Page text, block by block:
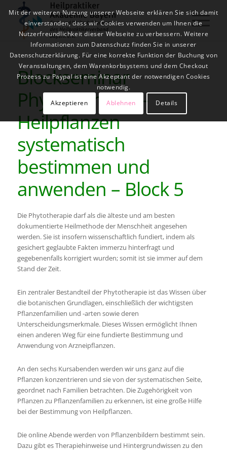
Blockseminar
Phytotherapie –
Heilpflanzen
systematisch
bestimmen und
anwenden – Block 5
Die Phytotherapie darf als die älteste und am besten
dokumentierte Heilmethode der Menschheit angesehen
werden. Sie ist insofern wissenschaftlich fundiert, indem als
gesichert geglaubte Fakten immerzu hinterfragt und
gegebenenfalls korrigiert wurden; somit ist sie immer auf dem
Stand der Zeit.
Ein zentraler Bestandteil der Phytotherapie ist das Wissen über
die botanischen Grundlagen, einschließlich der wichtigsten
Pflanzenfamilien und -arten sowie deren
Unterscheidungsmerkmale. Dieses Wissen ermöglicht Ihnen
einen anderen Weg für eine fundierte Bestimmung und
Anwendung von Arzneipflanzen.
An den sechs Kursabenden werden wir uns ganz auf die
Pflanzen konzentrieren und sie von der systematischen Seite,
geordnet nach Familien betrachten. Die Zugehörigkeit von
Pflanzen zu Pflanzenfamilien zu erkennen, ist eine große Hilfe
bei der Bestimmung von Heilpflanzen.
Die online Abende werden von Pflanzenbildern bestimmt sein.
Dazu gibt es Therapiehinweise und Hintergrundwissen zu den
Mit der weiteren Nutzung unserer Webseite erklären Sie sich damit
einverstanden, dass wir Cookies verwenden um Ihnen die
Nutzerfreundlichkeit dieser Webseite zu verbessern. Weitere
Informationen zum Datenschutz finden Sie in unserer
Datenschutzerklärung. Für eine korrekte Funktion der Buchung von
Veranstaltungen, dem Warenkorbsystems und dem Checkout
Prozess zu Paypal ist eine Akzeptant der notwendigen Cookies
notwendig.
Akzeptieren
Ablehnen Details